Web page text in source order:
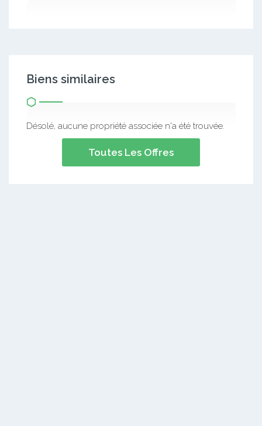
Biens similaires
Désolé, aucune propriété associée n'a été trouvée.
Toutes Les Offres